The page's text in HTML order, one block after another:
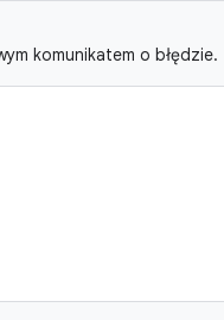
komunikatem o błędzie.